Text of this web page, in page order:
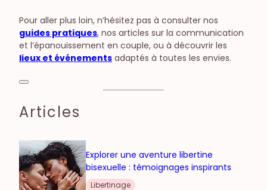
Pour aller plus loin, n’hésitez pas à consulter nos
guides pratiques, nos articles sur la communication
et l’épanouissement en couple, ou à découvrir les
lieux et événements adaptés à toutes les envies.
Articles
Explorer une aventure libertine
bisexuelle : témoignages inspirants
Libertinage